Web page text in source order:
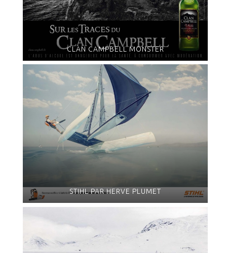
CLAN CAMPBELL MONSTER
STIHL PAR HERVE PLUMET